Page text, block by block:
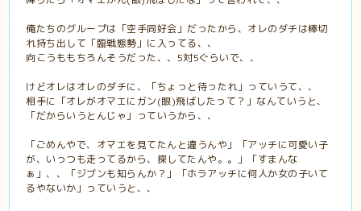
俺たちのグループは「空手同好会」だったから、オレのダチは棒切
れ持ち出して「臨戦態勢」に入ってる、、
向こうももちろんそうだった、、5対5ぐらいで、、
けどオレはオレのダチに、「ちょっと待ったれ」っていうて、、
相手に「オレがオマエにガン(眼)飛ばしたって？」なんていうと、
「だからいうとんじゃ」っていうから、、
「ごめんやで、オマエを見てたんと違うんや」「アッチに可愛い子
が、いっつも走ってるから、探してたんや。。」「すまんな
ぁ」、、「ジブンも知らんか？」「ホラアッチに何人か女の子いて
るやないか」っていうと、、